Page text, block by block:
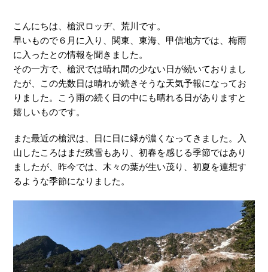
こんにちは、槍沢ロッヂ、荒川です。
早いもので６月に入り、関東、東海、甲信地方では、梅雨
に入ったとの情報を聞きました。
その一方で、槍沢では晴れ間の少ない日が続いておりまし
たが、この先数日は晴れが続きそうな天気予報になってお
りました。こう雨の続く日の中にも晴れる日がありますと
嬉しいものです。
また最近の槍沢は、日に日に緑が濃くなってきました。入
山したころはまだ残雪もあり、初春を感じる季節ではあり
ましたが、昨今では、木々の葉が生い茂り、初夏を連想す
るような季節になりました。